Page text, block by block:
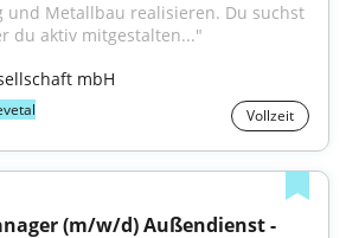
und Metallbau realisieren. Du suchst
du aktiv mitgestalten..."
mbH
Vollzeit